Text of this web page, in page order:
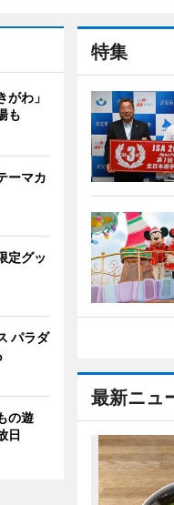
特集
最新ニュ
わ」
も
ーマカ
定グッ
パラダ
の遊
日